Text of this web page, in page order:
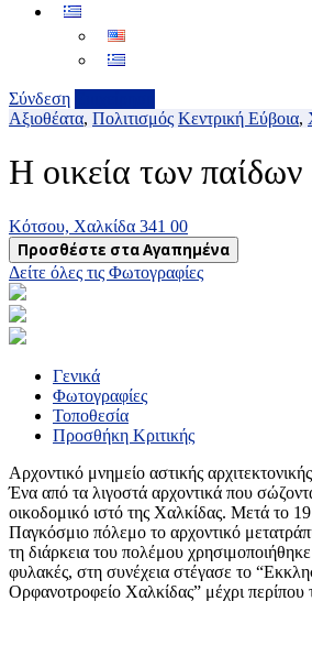
Σύνδεση
Αξιοθέατα, Πολιτισμός Κεντρική Εύβοια,
Η οικεία των παίδων
Κότσου, Χαλκίδα 341 00
Προσθέστε στα Αγαπημένα
Δείτε όλες τις Φωτογραφίες
Γενικά
Φωτογραφίες
Τοποθεσία
Προσθήκη Κριτικής
Αρχοντικό μνημείο αστικής
Ένα από τα λιγοστά αρχοντικά που
οικοδομικό ιστό της Χαλκίδας. Μετά το
Παγκόσμιο πόλεμο το αρχοντικό
τη διάρκεια του πολέμου χρησιμοποιήθηκε
φυλακές, στη συνέχεια στέγασε το
Ορφανοτροφείο Χαλκίδας” μέχρι περίπου